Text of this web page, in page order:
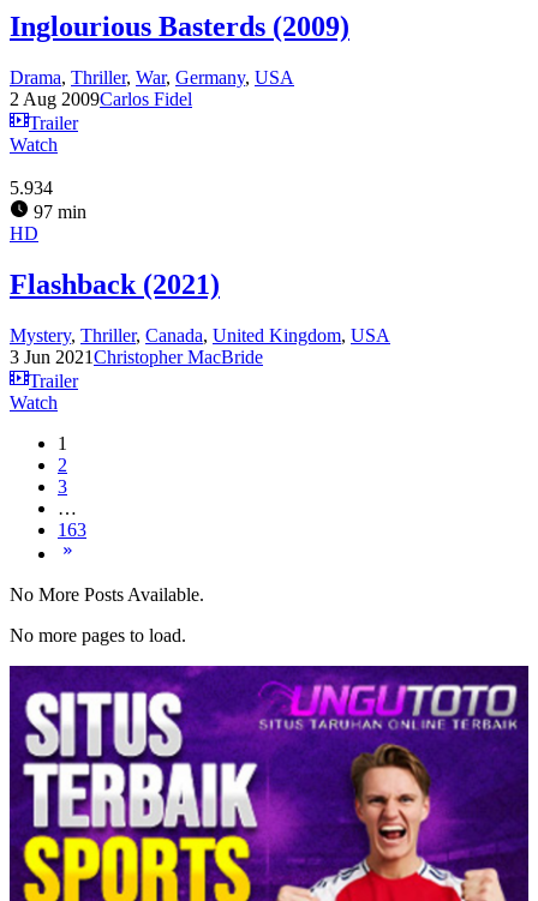
Inglourious Basterds (2009)
Drama, Thriller, War, Germany, USA
2 Aug 2009Carlos Fidel
Trailer
Watch
5.934
97 min
HD
Flashback (2021)
Mystery, Thriller, Canada, United Kingdom, USA
3 Jun 2021Christopher MacBride
Trailer
Watch
1
2
3
…
163
No More Posts Available.
No more pages to load.